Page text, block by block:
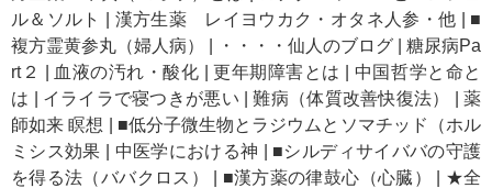
ル＆ソルト
漢方生薬 レイヨウカク・オタネ人参・他
■
複方霊黄参丸（婦人病）
・・・・仙人のブログ
糖尿病Pa
rt２
血液の汚れ・酸化 |更年期障害とは
中国哲学と命と
は
イライラで寝つきが悪い |難病（体質改善快復法） |薬
師如来 瞑想
■低分子微生物とラジウムとソマチッド（ホル
ミシス効果
中医学における神
■シルディサイババの守護
を得る法（ババクロス）
■漢方薬の律鼓心（心臓）
★全